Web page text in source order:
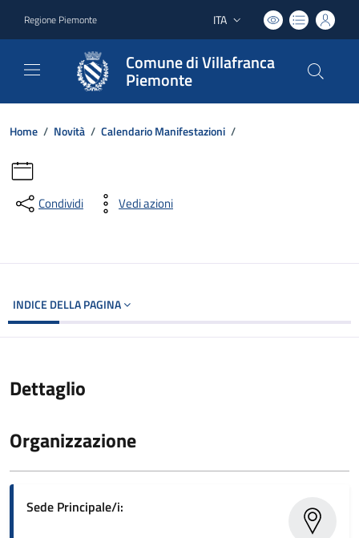
Regione Piemonte Lingua attiva:
ITA
Comune di Villafranca
Piemonte
Home / Novità / Calendario Manifestazioni /
Condividi Vedi azioni
INDICE DELLA PAGINA
Dettaglio
Organizzazione
Sede Principale/i: